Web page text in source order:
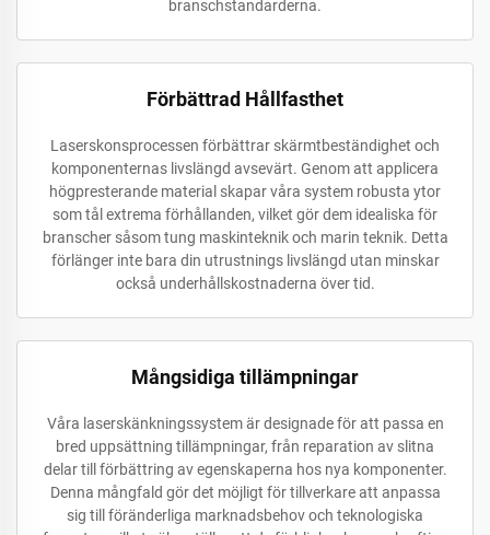
branschstandarderna.
Förbättrad Hållfasthet
Laserskonsprocessen förbättrar skärmtbeständighet och
komponenternas livslängd avsevärt. Genom att applicera
högpresterande material skapar våra system robusta ytor
som tål extrema förhållanden, vilket gör dem idealiska för
branscher såsom tung maskinteknik och marin teknik. Detta
förlänger inte bara din utrustnings livslängd utan minskar
också underhållskostnaderna över tid.
Mångsidiga tillämpningar
Våra laserskänkningssystem är designade för att passa en
bred uppsättning tillämpningar, från reparation av slitna
delar till förbättring av egenskaperna hos nya komponenter.
Denna mångfald gör det möjligt för tillverkare att anpassa
sig till föränderliga marknadsbehov och teknologiska